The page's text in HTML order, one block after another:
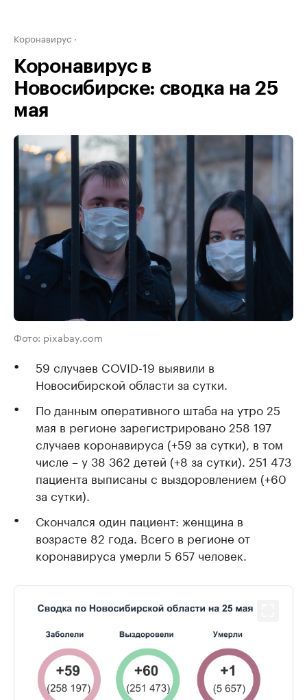
Коронавирус
Коронавирус в
Новосибирске: сводка на 25
мая
Фото: pixabay.com
59 случаев COVID-19 выявили в
Новосибирской области за сутки.
По данным оперативного штаба на утро 25
мая в регионе зарегистрировано 258 197
случаев коронавируса (+59 за сутки), в том
числе – у 38 362 детей (+8 за сутки). 251 473
пациента выписаны с выздоровлением (+60
за сутки).
Скончался один пациент: женщина в
возрасте 82 года. Всего в регионе от
коронавируса умерли 5 657 человек.